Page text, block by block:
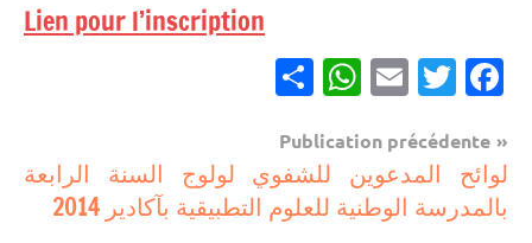
Lien pour l’inscription
Facebook
Twitter
Email
WhatsApp
مباريات
Navigation
de
l’article
Publication précédente
لوائح المدعوين للشفوي لولوج السنة الرابعة
بالمدرسة الوطنية للعلوم التطبيقية بآكادير 2014